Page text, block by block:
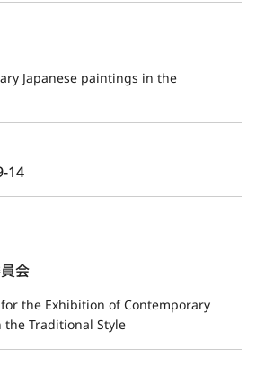
Japanese paintings in the
14
会
the Exhibition of Contemporary
the Traditional Style